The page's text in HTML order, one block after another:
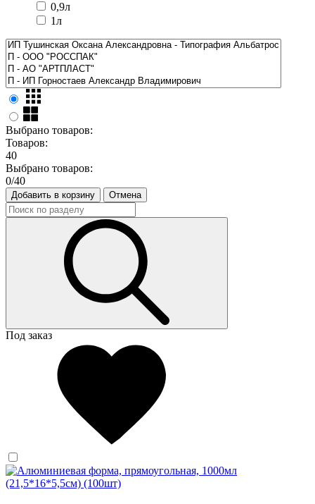
0,9л
1л
Выбрано товаров:
Товаров:
40
Выбрано товаров:
0/40
Добавить в корзину Отмена
Под заказ